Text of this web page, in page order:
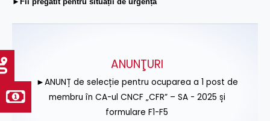
ANUNŢURI
►ANUNȚ de selecție pentru ocuparea a 1 post de
membru în CA-ul CNCF „CFR” – SA - 2025 și
formulare F1-F5